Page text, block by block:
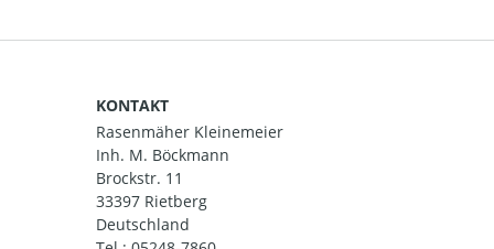
KONTAKT
Rasenmäher Kleinemeier
Inh. M. Böckmann
Brockstr. 11
33397 Rietberg
Deutschland